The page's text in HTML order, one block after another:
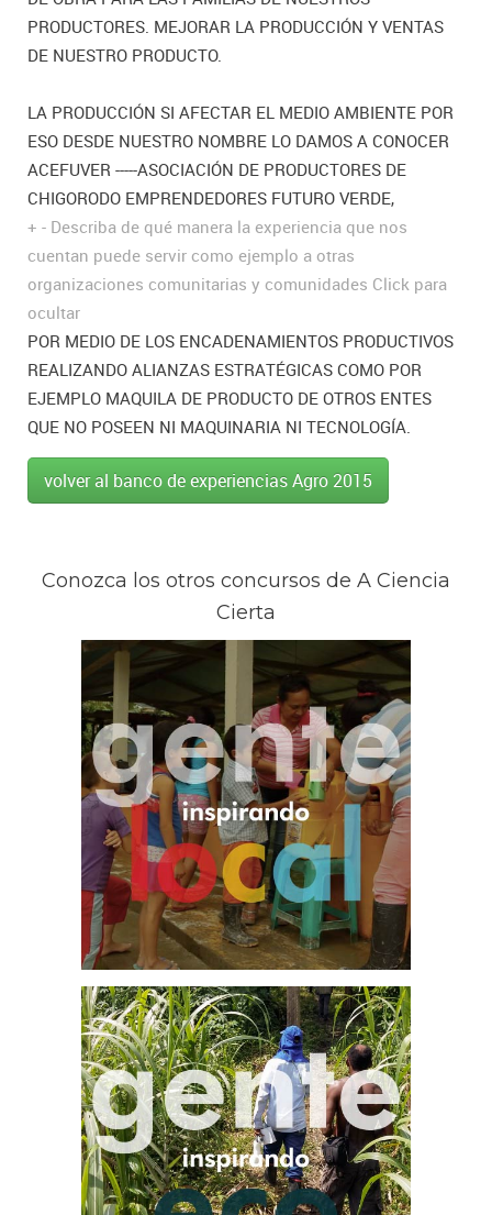
PRODUCTORES. MEJORAR LA PRODUCCIÓN Y VENTAS
DE NUESTRO PRODUCTO.
LA PRODUCCIÓN SI AFECTAR EL MEDIO AMBIENTE POR
ESO DESDE NUESTRO NOMBRE LO DAMOS A CONOCER
ACEFUVER -----ASOCIACIÓN DE PRODUCTORES DE
CHIGORODO EMPRENDEDORES FUTURO VERDE,
+ - Describa de qué manera la experiencia que nos
cuentan puede servir como ejemplo a otras
organizaciones comunitarias y comunidades Click para
ocultar
POR MEDIO DE LOS ENCADENAMIENTOS PRODUCTIVOS
REALIZANDO ALIANZAS ESTRATÉGICAS COMO POR
EJEMPLO MAQUILA DE PRODUCTO DE OTROS ENTES
QUE NO POSEEN NI MAQUINARIA NI TECNOLOGÍA.
volver al banco de experiencias Agro 2015
Conozca los otros concursos de A Ciencia
Cierta